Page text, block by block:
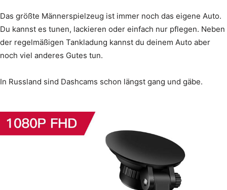
Das größte Männerspielzeug ist immer noch das eigene Auto.
Du kannst es tunen, lackieren oder einfach nur pflegen. Neben
der regelmäßigen Tankladung kannst du deinem Auto aber
noch viel anderes Gutes tun.
In Russland sind Dashcams schon längst gang und gäbe.